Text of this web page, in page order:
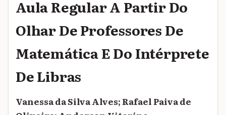
Aula Regular A Partir Do
Olhar De Professores De
Matemática E Do Intérprete
De Libras
Vanessa da Silva Alves; Rafael Paiva de